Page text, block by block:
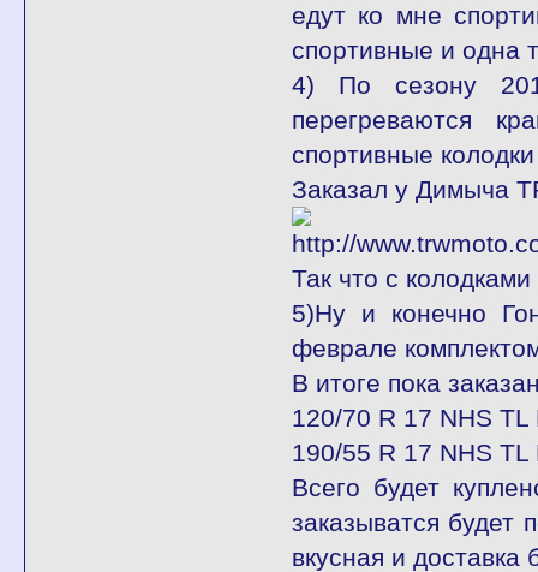
едут ко мне
спортивные и одна
4) По сезону
перегреваются
спортивные
Заказал у Димыча
Так что с
5)Ну и конечно
феврале
В итоге пока
120/70 R 17 NHS
190/55 R 17 NHS
Всего будет
заказыватся
вкусная и